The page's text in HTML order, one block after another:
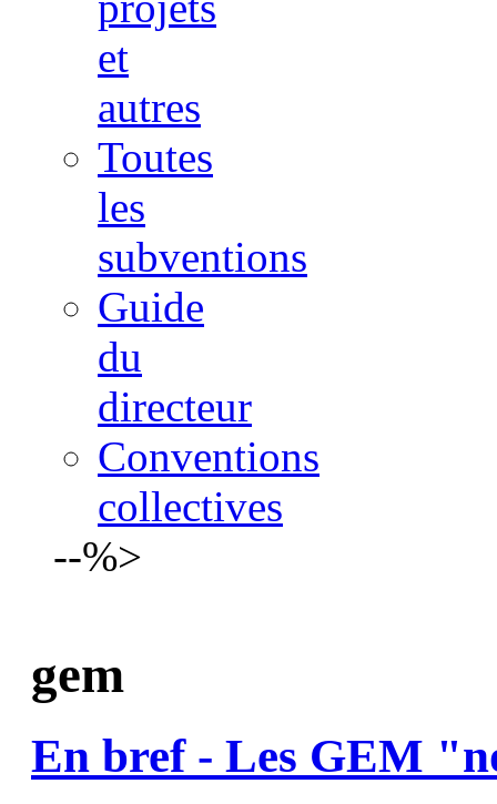
et
autres
Toutes
les
subventions
Guide
du
directeur
Conventions
collectives
--%>
gem
En bref - Les GEM